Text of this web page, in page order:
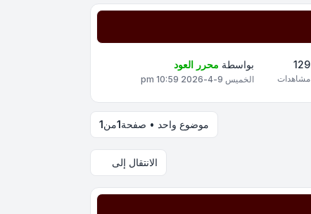
129
مشاهدات
بواسطة محرر العود
الخميس 9-4-2026 10:59 pm
موضوع واحد • صفحة1من1
الانتقال إلى